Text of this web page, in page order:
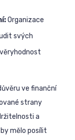
Organizace
svých
ve finanční
strany
a
mělo posílit